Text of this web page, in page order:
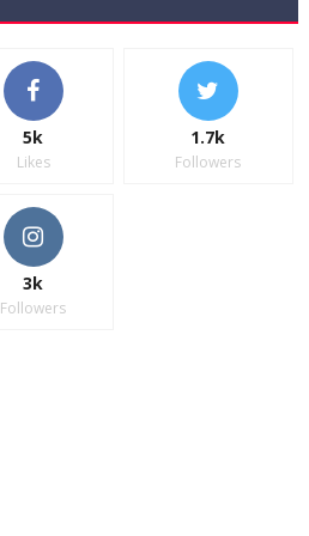
5k
Likes
1.7k
Followers
3k
Followers